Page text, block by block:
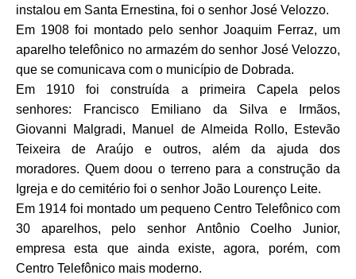
instalou em Santa Ernestina, foi o senhor José Velozzo.
Em 1908 foi montado pelo senhor Joaquim Ferraz, um
aparelho telefônico no armazém do senhor José Velozzo,
que se comunicava com o município de Dobrada.
Em 1910 foi construída a primeira Capela pelos
senhores: Francisco Emiliano da Silva e Irmãos,
Giovanni Malgradi, Manuel de Almeida Rollo, Estevão
Teixeira de Araújo e outros, além da ajuda dos
moradores. Quem doou o terreno para a construção da
Igreja e do cemitério foi o senhor João Lourenço Leite.
Em 1914 foi montado um pequeno Centro Telefônico com
30 aparelhos, pelo senhor Antônio Coelho Junior,
empresa esta que ainda existe, agora, porém, com
Centro Telefônico mais moderno.